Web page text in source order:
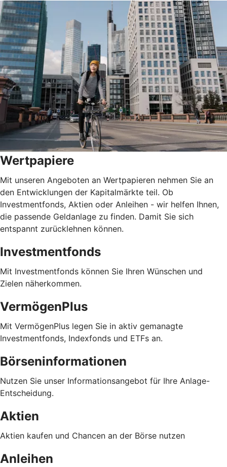
Wertpapiere
Mit unseren Angeboten an Wertpapieren nehmen Sie an
den Entwicklungen der Kapitalmärkte teil. Ob
Investmentfonds, Aktien oder Anleihen - wir helfen Ihnen,
die passende Geldanlage zu finden. Damit Sie sich
entspannt zurücklehnen können.
Investmentfonds
Mit Investmentfonds können Sie Ihren Wünschen und
Zielen näherkommen.
VermögenPlus
Mit VermögenPlus legen Sie in aktiv gemanagte
Investmentfonds, Indexfonds und ETFs an.
Börseninformationen
Nutzen Sie unser Informationsangebot für Ihre Anlage-
Entscheidung.
Aktien
Aktien kaufen und Chancen an der Börse nutzen
Anleihen